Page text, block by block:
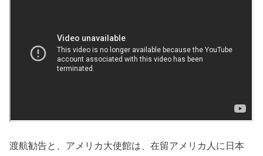
渡航勧告と、アメリカ大使館は、在留アメリカ人に日本